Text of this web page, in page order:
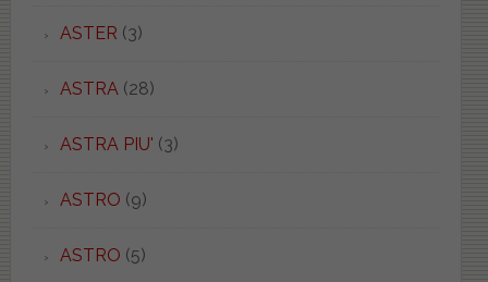
ASTER (3)
ASTRA (28)
ASTRA PIU' (3)
ASTRO (9)
ASTRO (5)